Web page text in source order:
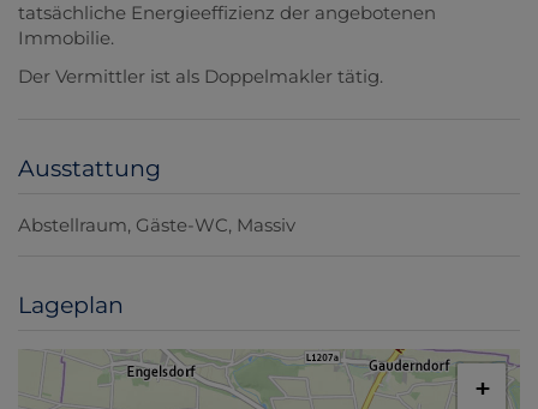
tatsächliche Energieeffizienz der angebotenen
Immobilie.
Der Vermittler ist als Doppelmakler tätig.
Ausstattung
Abstellraum Gäste-WC Massiv
Lageplan
+